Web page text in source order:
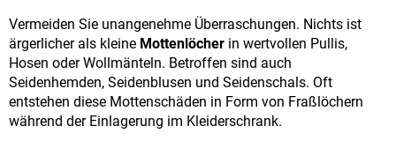
Vermeiden Sie unangenehme Überraschungen. Nichts ist
ärgerlicher als kleine Mottenlöcher in wertvollen Pullis,
Hosen oder Wollmänteln. Betroffen sind auch
Seidenhemden, Seidenblusen und Seidenschals. Oft
entstehen diese Mottenschäden in Form von Fraßlöchern
während der Einlagerung im Kleiderschrank.